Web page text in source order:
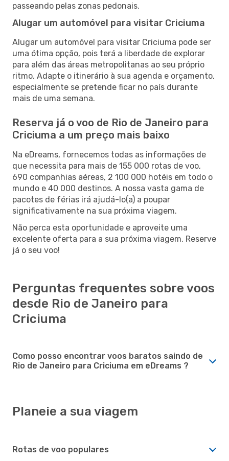
passeando pelas zonas pedonais.
Alugar um automóvel para visitar Criciuma
Alugar um automóvel para visitar Criciuma pode ser
uma ótima opção, pois terá a liberdade de explorar
para além das áreas metropolitanas ao seu próprio
ritmo. Adapte o itinerário à sua agenda e orçamento,
especialmente se pretende ficar no país durante
mais de uma semana.
Reserva já o voo de Rio de Janeiro para
Criciuma a um preço mais baixo
Na eDreams, fornecemos todas as informações de
que necessita para mais de 155 000 rotas de voo,
690 companhias aéreas, 2 100 000 hotéis em todo o
mundo e 40 000 destinos. A nossa vasta gama de
pacotes de férias irá ajudá-lo(a) a poupar
significativamente na sua próxima viagem.
Não perca esta oportunidade e aproveite uma
excelente oferta para a sua próxima viagem. Reserve
já o seu voo!
Perguntas frequentes sobre voos
desde Rio de Janeiro para
Criciuma
Como posso encontrar voos baratos saindo de
Rio de Janeiro para Criciuma em eDreams ?
Planeie a sua viagem
Rotas de voo populares